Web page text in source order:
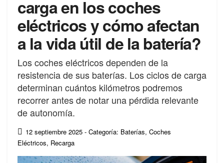
carga en los coches
eléctricos y cómo afectan
a la vida útil de la batería?
Los coches eléctricos dependen de la
resistencia de sus baterías. Los ciclos de carga
determinan cuántos kilómetros podremos
recorrer antes de notar una pérdida relevante
de autonomía.
12 septiembre 2025 - Categoría: Baterías, Coches
Eléctricos, Recarga